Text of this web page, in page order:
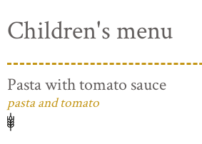
Children's menu
Pasta with tomato sauce
pasta and tomato